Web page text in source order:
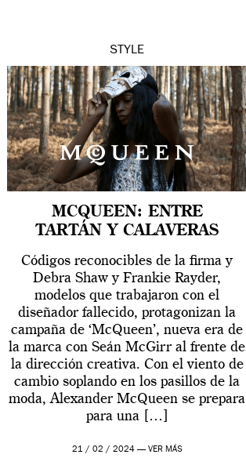
STYLE
MCQUEEN: ENTRE
TARTÁN Y CALAVERAS
Códigos reconocibles de la firma y
Debra Shaw y Frankie Rayder,
modelos que trabajaron con el
diseñador fallecido, protagonizan la
campaña de ‘McQueen’, nueva era de
la marca con Seán McGirr al frente de
la dirección creativa. Con el viento de
cambio soplando en los pasillos de la
moda, Alexander McQueen se prepara
para una […]
21 / 02 / 2024 — VER MÁS